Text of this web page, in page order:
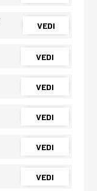
VEDI
VEDI
VEDI
VEDI
VEDI
VEDI